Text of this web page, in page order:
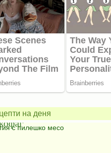
на деня